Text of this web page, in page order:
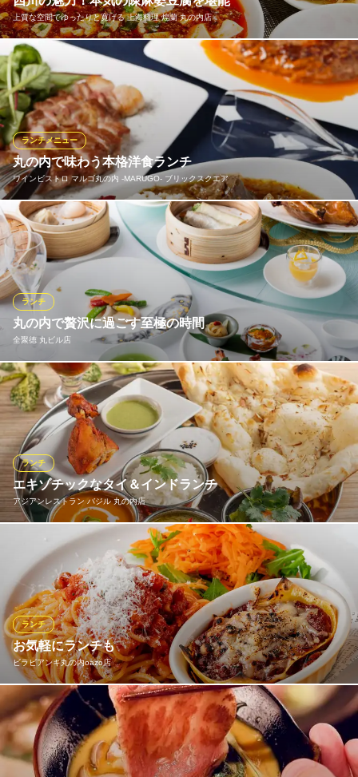
魚菜と酒処 黒座さつき楼
鮮魚と名物串で魅せる
地下鉄東西線大手町駅 徒歩1分
東京都千代田区丸の内1-6-4 丸の内オアゾ6F
暗闇坂 宮下 丸ビル
夜景＆眺望と会席料理
ＪＲ東京駅丸の内口 徒歩2分
東京都千代田区丸の内2-4-1 丸の内ビルディング36F
上質な空間でゆったりと寛げる 上海料理 煌蘭 丸の内店
ディナータイムで人気の中華を、ランチでもお楽しみいただけま
す。おすすめの『陳麻婆豆腐セット1,630円』や、野菜料理・海鮮
料理・肉料理からお選びいただける『本日のランチ1,420円』に、
麺類やチャーハンが楽しめるランチセットを多数ご用意。お仕事
の合間のランチや、ご友人とのランチ会など、お気軽にご利用く
ださい。
おすすめランチメニュー
ビジネスシーンのお昼の会食、女子会やママ会に◎ ランチタイムのご予約承ります
2,750円(税込)～
【四川の魅力を伝える”麻"と"辣"】陳麻婆豆腐ランチセット
1,750円(税込)
【王道の美味しさ】麻婆豆腐ランチセット
1,600円(税込)
ランチメニューをもっと見る
上質な空間でゆったりと寛げる 上海料理 煌蘭 丸の内店
伝統を繋ぐ本格中華
地下鉄千代田線二重橋前〈丸の内〉駅 徒歩2分
東京都千代田区丸の内2-1-1 明治安田生命ビル(丸ノ内マイプラザ)B1
丸の内で味わう本格洋食ランチ
ワインビストロ マルゴ丸の内 ‐MARUGO‐ ブリックスクエア
ランチメニュー
宮崎県産尾崎牛のビーフカレーは、肉の旨みとスパイスが見事に
調和した逸品で、一番リピート率の高い一押しメニュー。また、
ステーキランチや月替わりメニューなど、丸の内に働く方々が午
後も頑張れるランチメニューをご用意しております。ショッピン
グやお散歩のついでに是非お立ち寄りください。
おすすめランチメニュー
マルゴのタコス
1,500円(税込)
特製！手ごねハンバーグ
1,600円(税込)
チキン南蛮ランチ
平日 1,300円(税込)
ランチメニューをもっと見る
ワインビストロ マルゴ丸の内 ‐MARUGO‐ ブリックスクエア
圧巻4mワインセラー
ＪＲ東京駅南口 徒歩5分
東京都千代田区丸の内2-6-1 丸の内ブリックスクエア1F
丸の内で贅沢に過ごす至極の時間
全聚徳 丸ビル店
ランチ
まだ日が高いうちにも当店の中華をお楽しみいただきたいという
思いで、ディナー以外でのおもてなしもご用意。女子会にも最適
なアフタヌーンティープランは、豪華食材に加えて華やかな特製
点心、デザートも付いてとてもお得。平日ランチタイム限定の飲
茶コースや、もちろんグランドメニューから一品ずつのご注文も
◎
全聚徳 丸ビル店
贅沢に中華料理を味わう
地下鉄千代田線二重橋前〈丸の内〉駅 徒歩2分
東京都千代田区丸の内2-4-1 丸の内ビルディング36F
エキゾチックなタイ＆インドランチ
アジアンレストラン バジル 丸の内店
ランチ
当店のランチメニューは、タイとインドの本格料理をお楽しみい
ただけます。タイのトムヤムクンやパッタイ、インドのバターチ
キンカレーやタンドリーチキンなど、両国の人気料理を一度に味
わえる贅沢なランチセットです。
おすすめランチメニュー
バジルスペシャルセット
1,800円(税込)
ガパオライス
1,400円(税込)
タイグリーンカレー
1,500円(税込)
お気軽にランチも
ビラビアンキ丸の内oazo店
ランチ
ランチにはスープ、ドリンクバー付き。JR東京駅 北口 徒歩3分の
当店で、お気軽にランチをお楽しみください♪
ビラビアンキ丸の内oazo店